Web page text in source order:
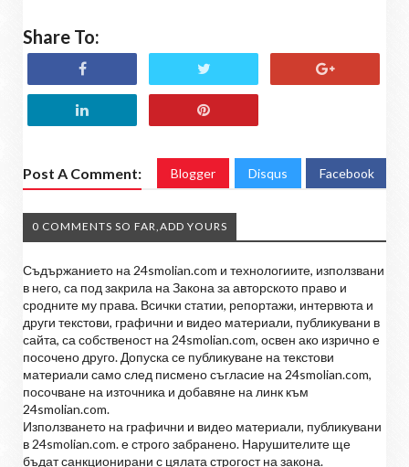
Share To:
Post A Comment: Blogger Disqus Facebook
0 COMMENTS SO FAR,ADD YOURS
Съдържанието на 24smolian.com и технологиите, използвани
в него, са под закрила на Закона за авторското право и
сродните му права. Всички статии, репортажи, интервюта и
други текстови, графични и видео материали, публикувани в
сайта, са собственост на 24smolian.com, освен ако изрично е
посочено друго. Допуска се публикуване на текстови
материали само след писмено съгласие на 24smolian.com,
посочване на източника и добавяне на линк към
24smolian.com.
Използването на графични и видео материали, публикувани
в 24smolian.com. е строго забранено. Нарушителите ще
бъдат санкционирани с цялата строгост на закона.